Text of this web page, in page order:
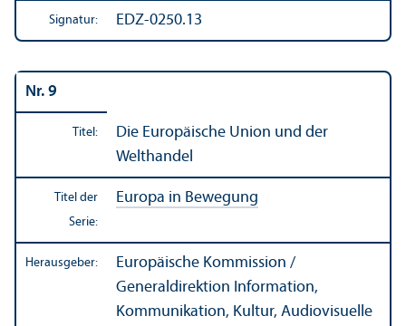
Signatur: EDZ-0250.13
Nr. 9
Titel:
Die Europäische Union und der
Welthandel
Titel der
Serie:
Europa in Bewegung
Herausgeber:
Europäische Kommission /
Generaldirektion Information,
Kommunikation, Kultur, Audiovisuelle